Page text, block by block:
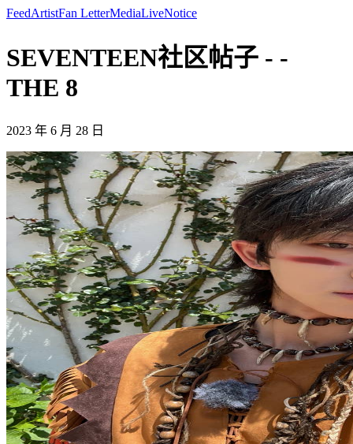
FeedArtistFan LetterMediaLiveNotice
SEVENTEEN社区帖子 - -
THE 8
2023 年 6 月 28 日